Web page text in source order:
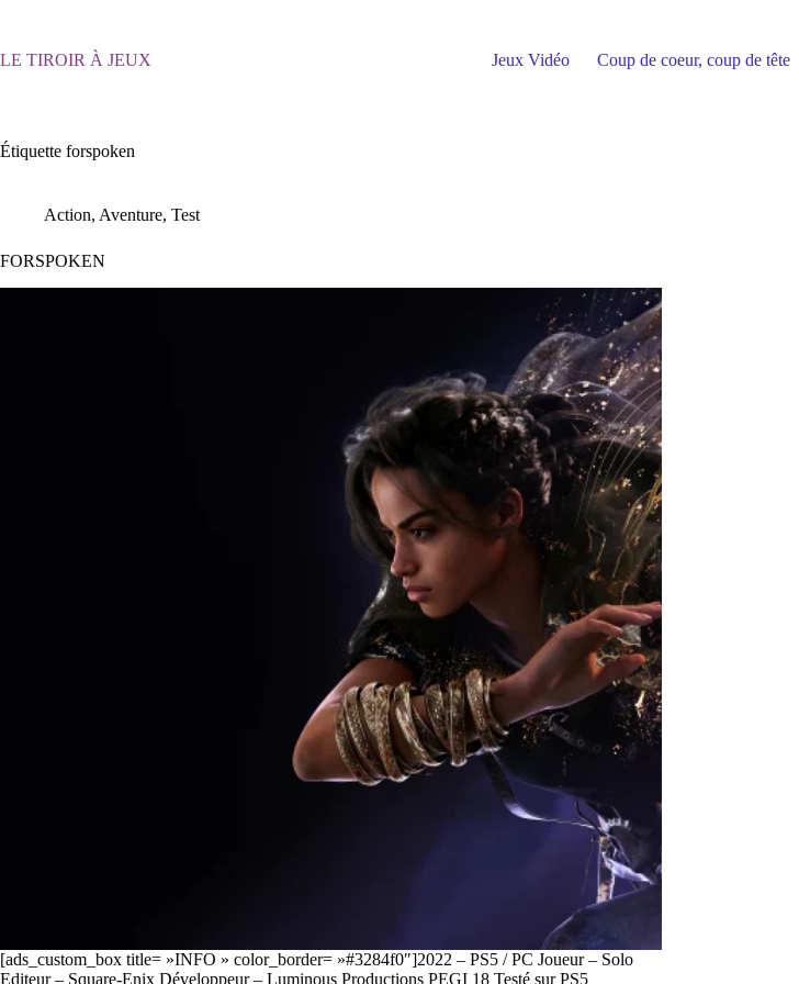
LE TIROIR À JEUX Jeux Vidéo Coup de coeur, coup de tête
Étiquette forspoken
Action, Aventure, Test
FORSPOKEN
[ads_custom_box title= »INFO » color_border= »#3284f0″]2022 – PS5 / PC Joueur – Solo
Editeur – Square-Enix Développeur – Luminous Productions PEGI 18 Testé sur PS5